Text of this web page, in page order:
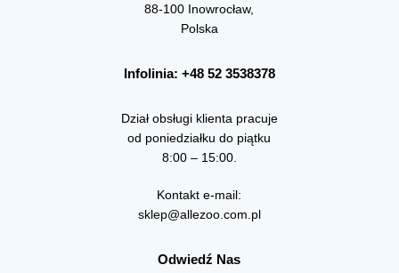
88-100 Inowrocław,
Polska
Infolinia: +48 52 3538378
Dział obsługi klienta pracuje
od poniedziałku do piątku
8:00 – 15:00.
Kontakt e-mail:
sklep@allezoo.com.pl
Odwiedź Nas